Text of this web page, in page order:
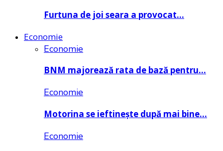
Furtuna de joi seara a provocat…
Economie
Economie
BNM majorează rata de bază pentru…
Economie
Motorina se ieftinește după mai bine…
Economie